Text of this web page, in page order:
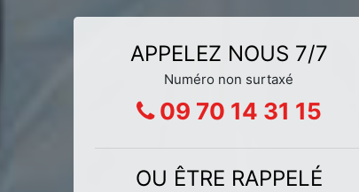
APPELEZ NOUS 7/7
Numéro non surtaxé
09 70 14 31 15
OU ÊTRE RAPPELÉ